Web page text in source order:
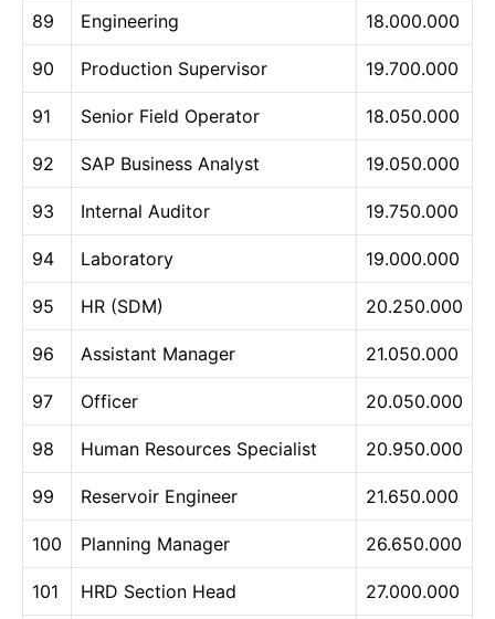
89 Engineering 18.000.000
90 Production Supervisor 19.700.000
91 Senior Field Operator 18.050.000
92 SAP Business Analyst 19.050.000
93 Internal Auditor 19.750.000
94 Laboratory 19.000.000
95 HR (SDM) 20.250.000
96 Assistant Manager 21.050.000
97 Officer 20.050.000
98 Human Resources Specialist 20.950.000
99 Reservoir Engineer 21.650.000
100 Planning Manager 26.650.000
101 HRD Section Head 27.000.000